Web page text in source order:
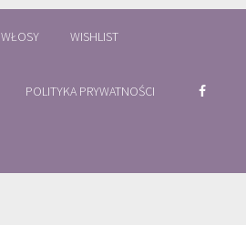
WŁOSY WISHLIST
POLITYKA PRYWATNOŚCI